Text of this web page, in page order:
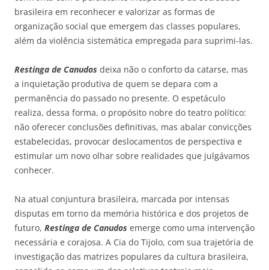
brasileira em reconhecer e valorizar as formas de
organização social que emergem das classes populares,
além da violência sistemática empregada para suprimi-las.
Restinga de Canudos deixa não o conforto da catarse, mas
a inquietação produtiva de quem se depara com a
permanência do passado no presente. O espetáculo
realiza, dessa forma, o propósito nobre do teatro político:
não oferecer conclusões definitivas, mas abalar convicções
estabelecidas, provocar deslocamentos de perspectiva e
estimular um novo olhar sobre realidades que julgávamos
conhecer.
Na atual conjuntura brasileira, marcada por intensas
disputas em torno da memória histórica e dos projetos de
futuro, Restinga de Canudos emerge como uma intervenção
necessária e corajosa. A Cia do Tijolo, com sua trajetória de
investigação das matrizes populares da cultura brasileira,